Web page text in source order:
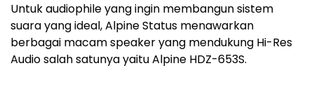
Untuk audiophile yang ingin membangun sistem
suara yang ideal, Alpine Status menawarkan
berbagai macam speaker yang mendukung Hi-Res
Audio salah satunya yaitu Alpine HDZ-653S.